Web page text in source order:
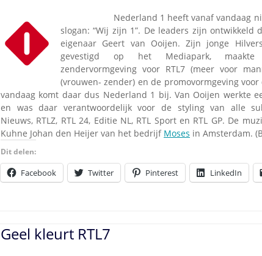
Nederland 1 heeft vanaf vandaag
slogan: “Wij zijn 1”. De leaders zijn ontwikkeld
eigenaar Geert van Ooijen. Zijn jonge
gevestigd op het Mediapark,
zendervormgeving voor RTL7 (meer voor
(vrouwen- zender) en de promovormgeving voor
vandaag komt daar dus Nederland 1 bij. Van Ooijen werkte
en was daar verantwoordelijk voor de styling van alle
Nieuws, RTLZ, RTL 24, Editie NL, RTL Sport en RTL GP. De
Kuhne Johan den Heijer van het bedrijf Moses in Amsterdam.
Dit delen:
Facebook Twitter Pinterest LinkedIn
Geel kleurt RTL7